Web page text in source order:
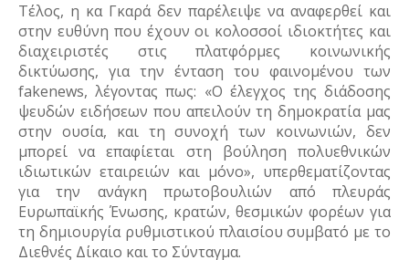
Τέλος, η κα Γκαρά δεν παρέλειψε να αναφερθεί και
στην ευθύνη που έχουν οι κολοσσοί ιδιοκτήτες και
διαχειριστές στις πλατφόρμες κοινωνικής
δικτύωσης, για την ένταση του φαινομένου των
fakenews, λέγοντας πως: «Ο έλεγχος της διάδοσης
ψευδών ειδήσεων που απειλούν τη δημοκρατία μας
στην ουσία, και τη συνοχή των κοινωνιών, δεν
μπορεί να επαφίεται στη βούληση πολυεθνικών
ιδιωτικών εταιρειών και μόνο», υπερθεματίζοντας
για την ανάγκη πρωτοβουλιών από πλευράς
Ευρωπαϊκής Ένωσης, κρατών, θεσμικών φορέων για
τη δημιουργία ρυθμιστικού πλαισίου συμβατό με το
Διεθνές Δίκαιο και το Σύνταγμα.